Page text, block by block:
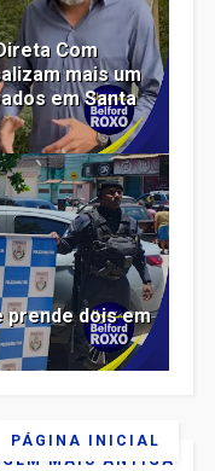
Com
mais um
em Santa
prende dois em
MAIS ANTIGA
PÁGINA INICIAL